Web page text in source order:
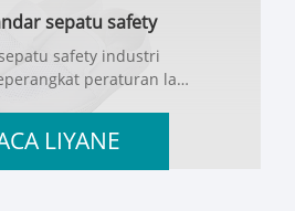
sepatu safety
safety industri
peraturan lan
sing nemtokake syarat
kanggo nglindhungi
saka macem-macem
LIYANE